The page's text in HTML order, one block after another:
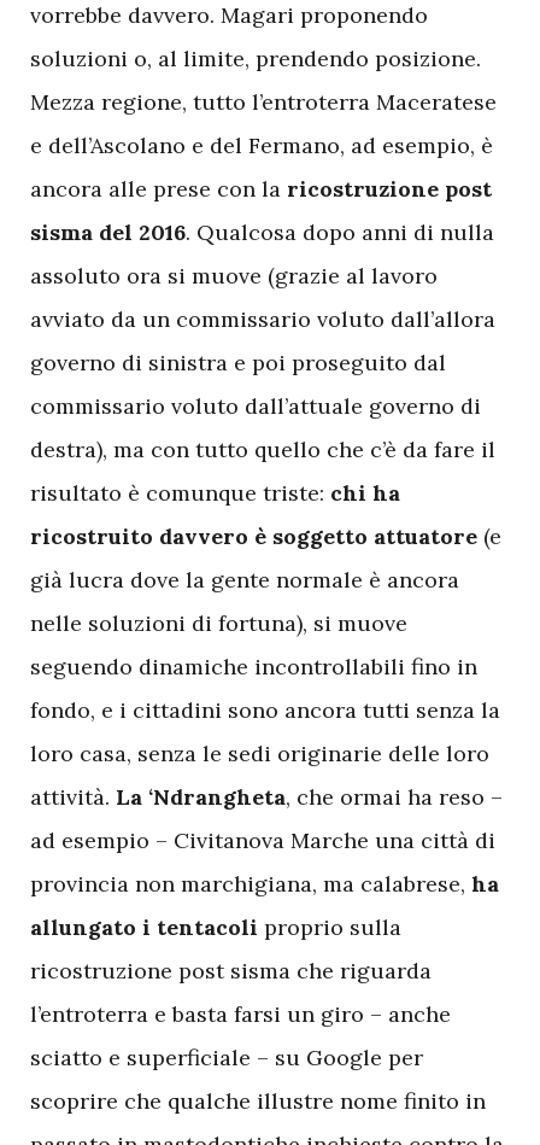
vorrebbe davvero. Magari proponendo
soluzioni o, al limite, prendendo posizione.
Mezza regione, tutto l’entroterra Maceratese
e dell’Ascolano e del Fermano, ad esempio, è
ancora alle prese con la ricostruzione post
sisma del 2016. Qualcosa dopo anni di nulla
assoluto ora si muove (grazie al lavoro
avviato da un commissario voluto dall’allora
governo di sinistra e poi proseguito dal
commissario voluto dall’attuale governo di
destra), ma con tutto quello che c’è da fare il
risultato è comunque triste: chi ha
ricostruito davvero è soggetto attuatore (e
già lucra dove la gente normale è ancora
nelle soluzioni di fortuna), si muove
seguendo dinamiche incontrollabili fino in
fondo, e i cittadini sono ancora tutti senza la
loro casa, senza le sedi originarie delle loro
attività. La ‘Ndrangheta, che ormai ha reso –
ad esempio – Civitanova Marche una città di
provincia non marchigiana, ma calabrese, ha
allungato i tentacoli proprio sulla
ricostruzione post sisma che riguarda
l’entroterra e basta farsi un giro – anche
sciatto e superficiale – su Google per
scoprire che qualche illustre nome finito in